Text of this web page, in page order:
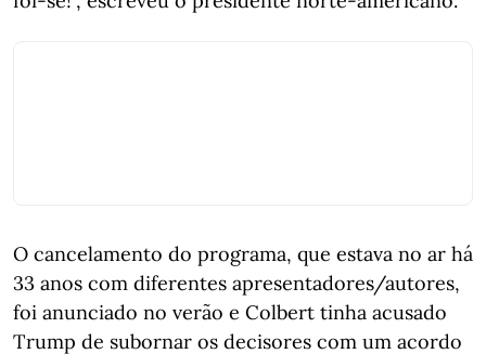
O cancelamento do programa, que estava no ar há
33 anos com diferentes apresentadores/autores,
foi anunciado no verão e Colbert tinha acusado
Trump de subornar os decisores com um acordo